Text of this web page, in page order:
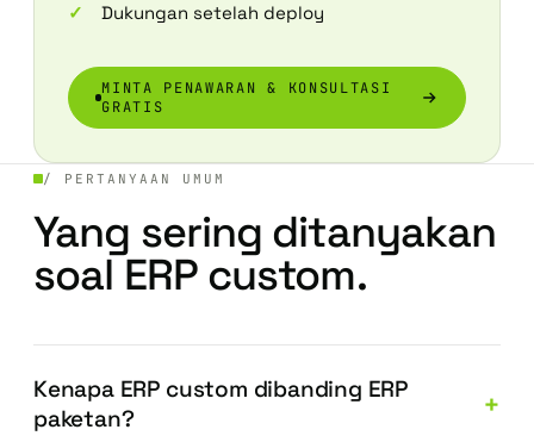
Dukungan setelah deploy
MINTA PENAWARAN & KONSULTASI
GRATIS
/ PERTANYAAN UMUM
Yang sering ditanyakan
soal ERP custom.
Kenapa ERP custom dibanding ERP
paketan?